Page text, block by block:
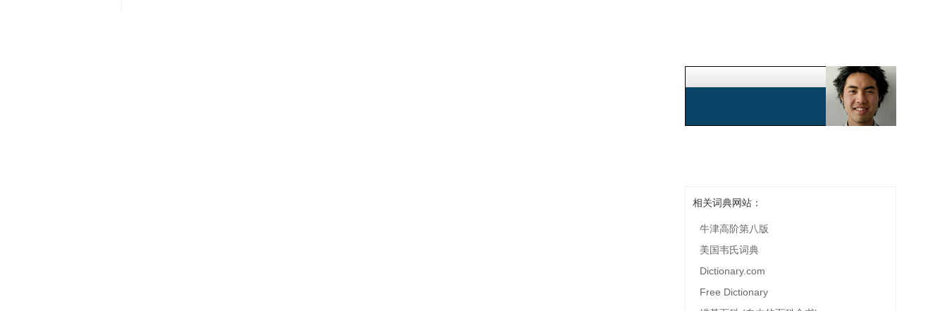
相关词典网站：
牛津高阶第八版
美国韦氏词典
Dictionary.com
Free Dictionary